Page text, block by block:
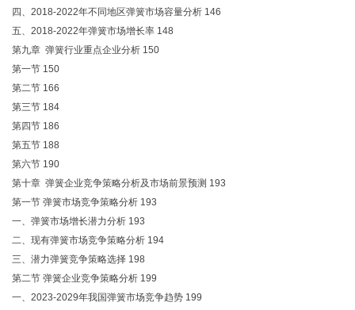
四、2018-2022年不同地区弹簧市场容量分析 146
五、2018-2022年弹簧市场增长率 148
第九章 弹簧行业重点企业分析 150
第一节 150
第二节 166
第三节 184
第四节 186
第五节 188
第六节 190
第十章 弹簧企业竞争策略分析及市场前景预测 193
第一节 弹簧市场竞争策略分析 193
一、弹簧市场增长潜力分析 193
二、现有弹簧市场竞争策略分析 194
三、潜力弹簧竞争策略选择 198
第二节 弹簧企业竞争策略分析 199
一、2023-2029年我国弹簧市场竞争趋势 199